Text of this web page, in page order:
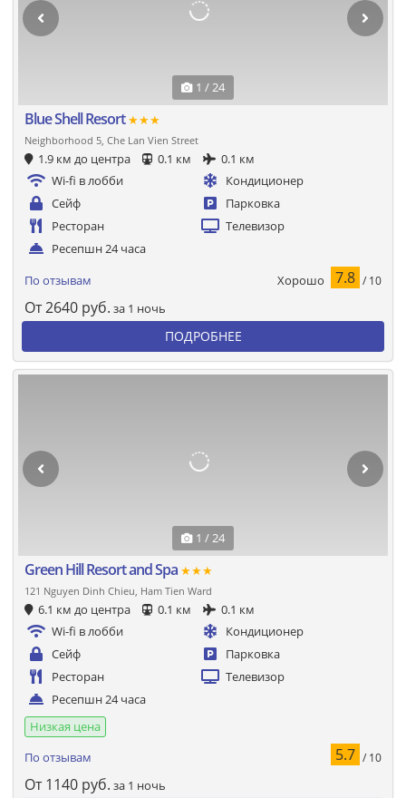
1 / 24
Blue Shell Resort★★★
Neighborhood 5, Che Lan Vien Street
1.9 км до центра 0.1 км
0.1 км
Wi-fi в лобби
Кондиционер
Сейф
Парковка
Ресторан
Телевизор
Ресепшн 24 часа
По отзывам Хорошо 7.8 / 10
От2640 руб. за 1 ночь
ПОДРОБНЕЕ
1 / 24
Green Hill Resort and Spa ★★★
121 Nguyen Dinh Chieu, Ham Tien Ward
6.1 км до центра 0.1 км
0.1 км
Wi-fi в лобби
Кондиционер
Сейф
Парковка
Ресторан
Телевизор
Ресепшн 24 часа
Низкая цена
По отзывам
5.7 / 10
От 1140 руб. за 1 ночь